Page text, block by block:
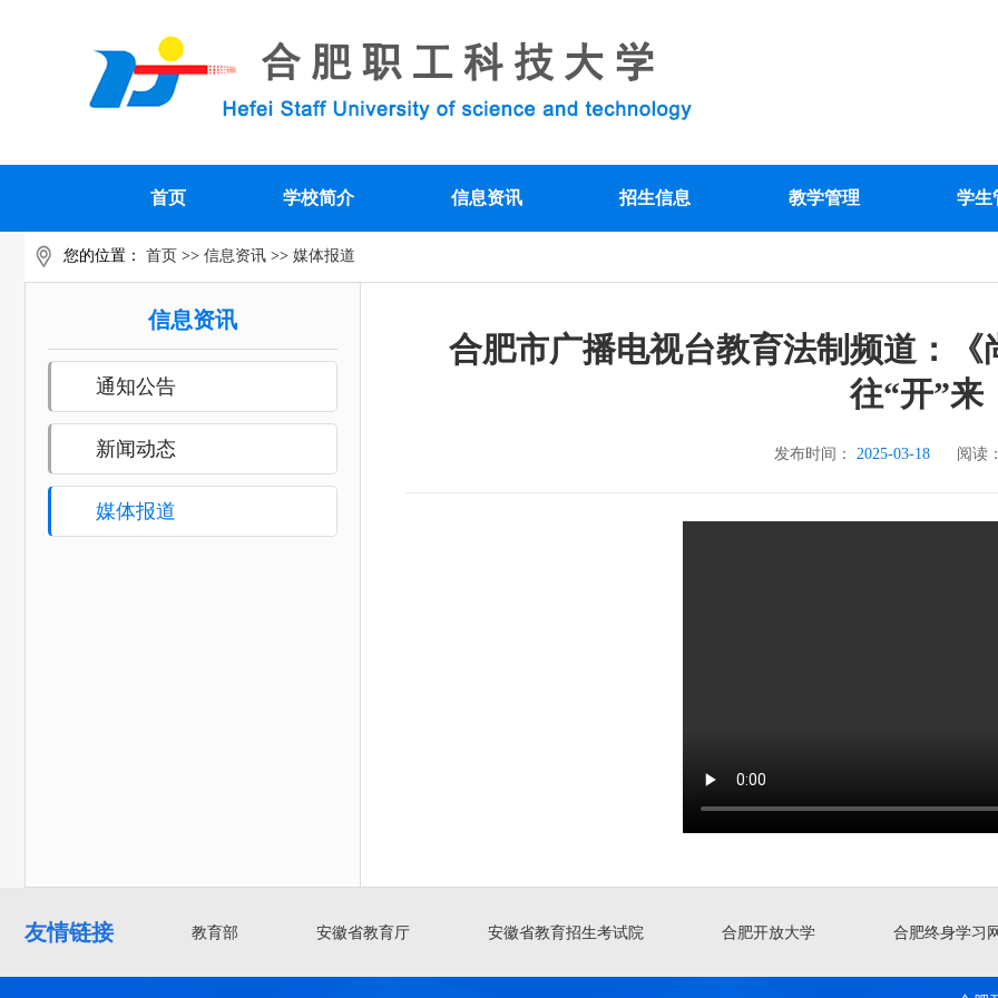
首页 学校简介 信息资讯 招生信息 教学管理 学生
您的位置： 首页 >> 信息资讯 >> 媒体报道
信息资讯
通知公告
新闻动态
媒体报道
合肥市广播电视台教育法制频道：《
往“开”来
发布时间： 2025-03-18 阅读
友情链接 教育部 安徽省教育厅 安徽省教育招生考试院 合肥开放大学 合肥终身学习